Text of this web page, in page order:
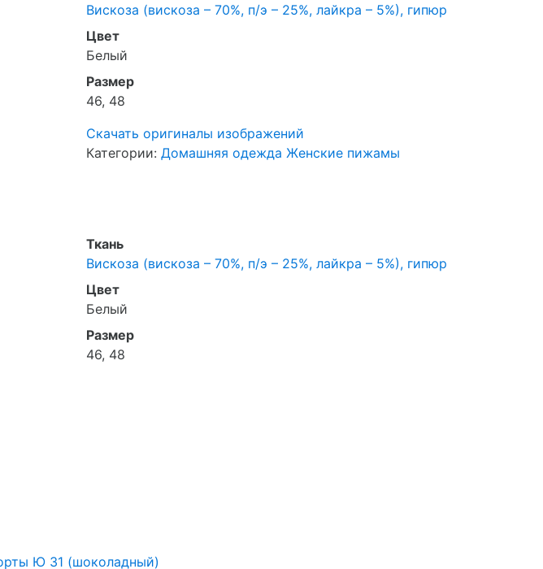
Вискоза (вискоза – 70%, п/э – 25%, лайкра – 5%), гипюр
Цвет
Белый
Размер
46, 48
Скачать оригиналы изображений
Категории: Домашняя одежда Женские пижамы
Ткань
Вискоза (вискоза – 70%, п/э – 25%, лайкра – 5%), гипюр
Цвет
Белый
Размер
46, 48